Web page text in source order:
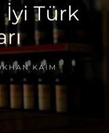
Türk
KAIM